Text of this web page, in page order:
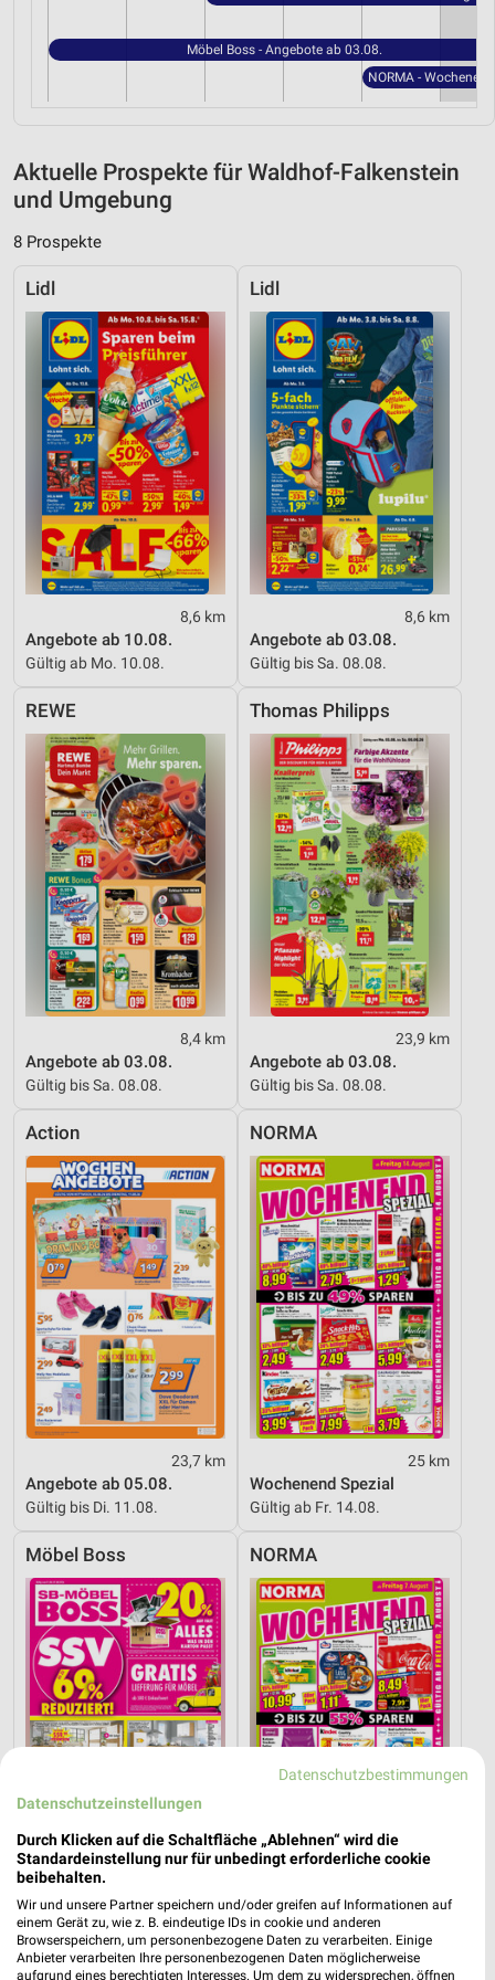
Möbel Boss - Angebote ab 03.08.
Aktuelle Prospekte für Waldhof-Falkenstein
und Umgebung
8 Prospekte
Lidl
8,6 km
Angebote ab 10.08.
Gültig ab Mo. 10.08.
Lidl
8,6 km
Angebote ab 03.08.
Gültig bis Sa. 08.08.
REWE
8,4 km
Angebote ab 03.08.
Gültig bis Sa. 08.08.
Thomas Philipps
23,9 km
Angebote ab 03.08.
Gültig bis Sa. 08.08.
Action
23,7 km
Angebote ab 05.08.
Gültig bis Di. 11.08.
NORMA
25 km
Wochenend Spezial
Gültig ab Fr. 14.08.
Möbel Boss
Angebote ab 03.08.
Gültig bis Sa. 08.08.
NORMA
Wochenend Spezial
Gültig ab Fr. 07.08.
Datenschutzbestimmungen
Datenschutzeinstellungen
Durch Klicken auf die Schaltfläche „Ablehnen“ wird die
Standardeinstellung nur für unbedingt erforderliche cookie
beibehalten.
Wir und unsere Partner speichern und/oder greifen auf Informationen auf
einem Gerät zu, wie z. B. eindeutige IDs in cookie und anderen
Browserspeichern, um personenbezogene Daten zu verarbeiten. Einige
Anbieter verarbeiten Ihre personenbezogenen Daten möglicherweise
aufgrund eines berechtigten Interesses. Um dem zu widersprechen, öffnen